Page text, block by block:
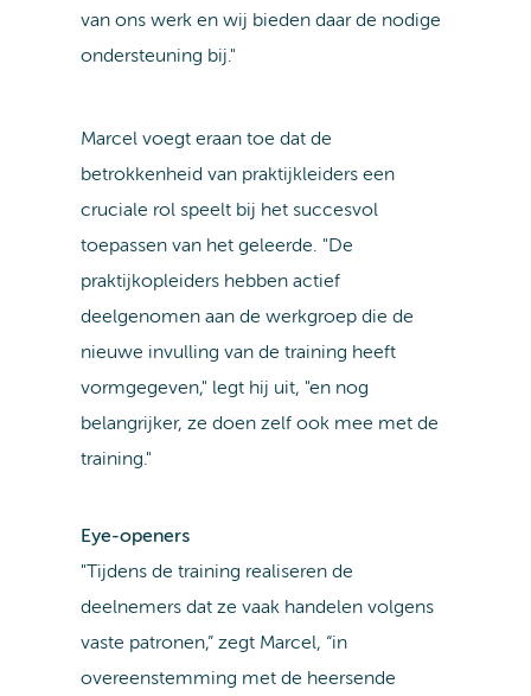
van ons werk en wij bieden daar de nodige
ondersteuning bij."
Marcel voegt eraan toe dat de
betrokkenheid van praktijkleiders een
cruciale rol speelt bij het succesvol
toepassen van het geleerde. "De
praktijkopleiders hebben actief
deelgenomen aan de werkgroep die de
nieuwe invulling van de training heeft
vormgegeven," legt hij uit, "en nog
belangrijker, ze doen zelf ook mee met de
training."
Eye-openers
"Tijdens de training realiseren de
deelnemers dat ze vaak handelen volgens
vaste patronen,” zegt Marcel, “in
overeenstemming met de heersende